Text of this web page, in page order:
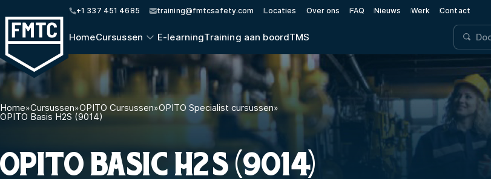
+1 337 451 4685 training@fmtcsafety.com Locaties Over ons FAQ Nieuws Werk Contact
HomeCursussen E-learningTraining aan boordTMS
Home»Cursussen»OPITO Cursussen»OPITO Specialist cursussen»
OPITO Basis H2S (9014)
OPITO BASIC H2S (9014)